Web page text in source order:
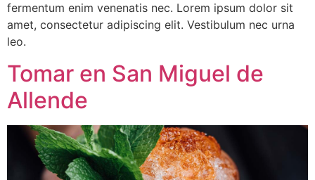
fermentum enim venenatis nec. Lorem ipsum dolor sit
amet, consectetur adipiscing elit. Vestibulum nec urna
leo.
Tomar en San Miguel de
Allende